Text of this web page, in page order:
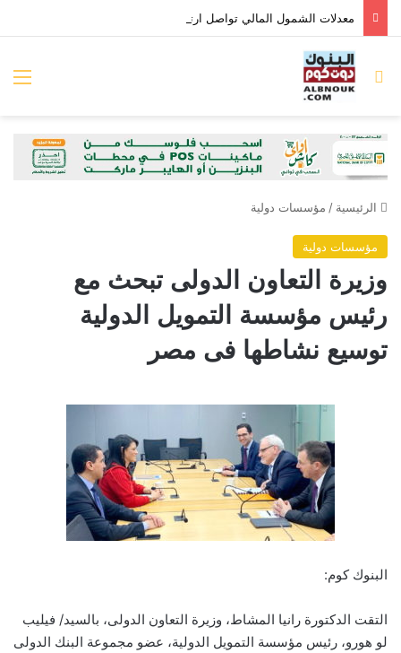
بحث عن
الرئيسية / مؤسسات دولية
مؤسسات دولية
وزيرة التعاون الدولى تبحث مع
رئيس مؤسسة التمويل الدولية
توسيع نشاطها فى مصر
البنوك كوم:
التقت الدكتورة رانيا المشاط، وزيرة التعاون الدولى، بالسيد/ فيليب
لو هورو، رئيس مؤسسة التمويل الدولية، عضو مجموعة البنك الدولى